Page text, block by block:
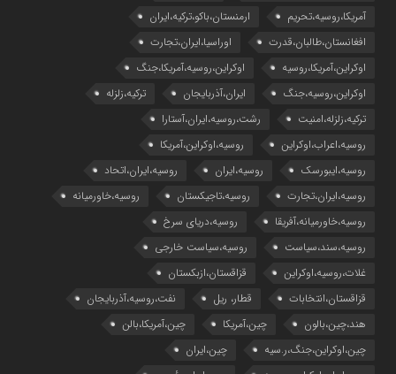
آمریکا،روسیه،تحریم
ارمنستان،باکو،ترکیه،ایران
افغانستان،طالبان،قدرت
اوراسیا،ایران،تجارت
اوکراین،آمریکا،روسیه
اوکراین،روسیه،آمریکا،جنگ
اوکراین،روسیه،جنگ
ایران،آذربایجان
ترکیه،زلزله
ترکیه،زلزله،امنیت
رشت،روسیه،ایران،آستارا
روسیه،اعراب،اوکراین
روسیه،اوکراین،آمریکا
روسیه،ایبورسک
روسیه،ایران
روسیه،ایران،اتحاد
روسیه،ایران،تجارت
روسیه،تاجیکستان
روسیه،خاورمیانه
روسیه،خاورمیانه،آفریقا
روسیه،دریای سرخ
روسیه،سند،سیاست
روسیه،سیاست خارجی
غلات،روسیه،اوکراین
قزاقستان،ازبکستان
قزاقستان،انتخابات
قطار، ریل
نفت،روسیه،آذربایجان
هند،چین،بالون
چین،آمریکا
چین،آمریکا،بالن
چین،اوکراین،جنگ،ر.سیه
چین،ایران